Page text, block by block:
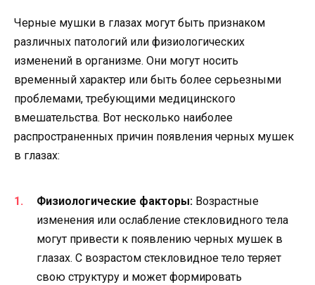
Черные мушки в глазах могут быть признаком
различных патологий или физиологических
изменений в организме. Они могут носить
временный характер или быть более серьезными
проблемами, требующими медицинского
вмешательства. Вот несколько наиболее
распространенных причин появления черных мушек
в глазах:
Физиологические факторы: Возрастные
изменения или ослабление стекловидного тела
могут привести к появлению черных мушек в
глазах. С возрастом стекловидное тело теряет
свою структуру и может формировать